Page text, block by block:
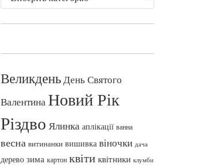
ВеликденьДень Святого
ВалентинаНовий Рік
Різдво Ялинка аплікації ванна
весна витинанки вишивка віночки дача
дерево зима картон квіти квітники клумби